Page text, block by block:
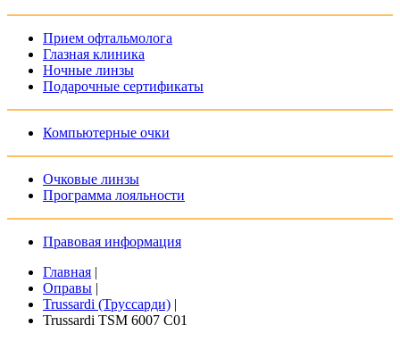
Прием офтальмолога
Глазная клиника
Ночные линзы
Подарочные сертификаты
Компьютерные очки
Очковые линзы
Программа лояльности
Правовая информация
Главная |
Оправы |
Trussardi (Труссарди) |
Trussardi TSM 6007 C01